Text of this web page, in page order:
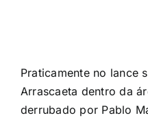
Praticamente no lance
Arrascaeta dentro da
derrubado por Pablo